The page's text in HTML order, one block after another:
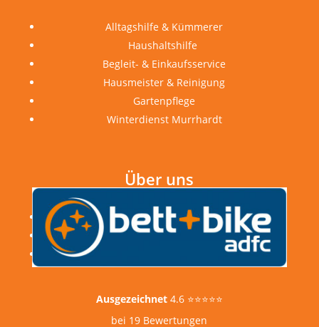
Alltagshilfe & Kümmerer
Haushaltshilfe
Begleit- & Einkaufsservice
Hausmeister & Reinigung
Gartenpflege
Winterdienst Murrhardt
Über uns
Unternehmen & Stiftung
Karriere & Jobs
Ausgezeichnet 4.6 ⭐⭐⭐⭐⭐
bei 19 Bewertungen